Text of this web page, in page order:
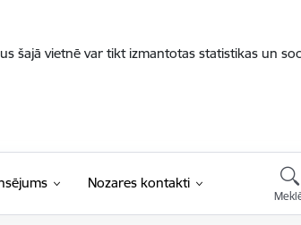
šajā vietnē var tikt izmantotas statistikas un
Nozares kontakti